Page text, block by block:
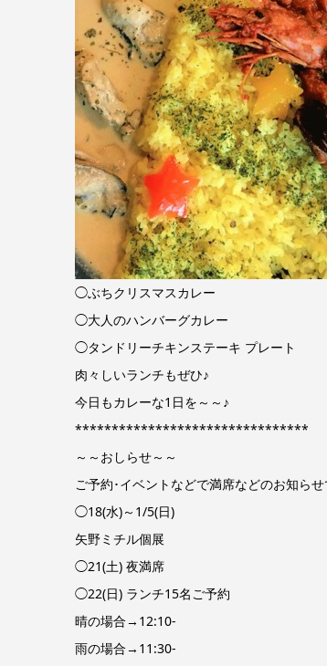
◯ぶちクリスマスカレー
◯大人のハンバーグカレー
◯タンドリーチキンステーキ プレート
肉々しいランチもぜひ♪
今日もカレーな1日を～～♪
********************************
～～おしらせ～～
ご予約･イベントなどで満席などのお知らせ
◯18(水)～1/5(日)
矢野ミチル個展
◯21(土) 夜満席
◯22(日) ランチ15名ご予約
晴の場合→12:10-
雨の場合→11:30-